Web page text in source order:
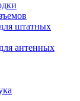
штатных
антенных